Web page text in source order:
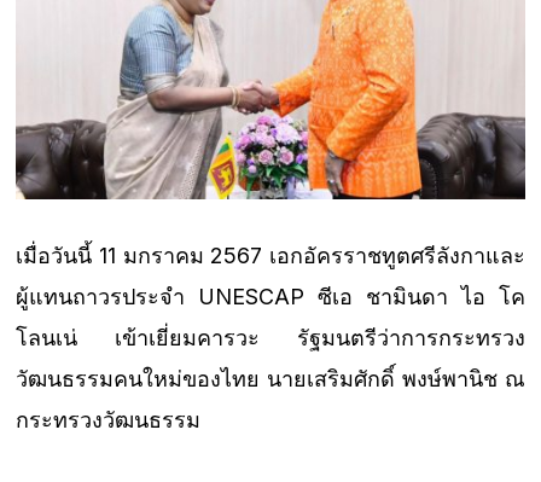
เมื่อวันนี้ 11 มกราคม 2567 เอกอัครราชทูตศรีลังกาและ
ผู้แทนถาวรประจำ UNESCAP ซีเอ ชามินดา ไอ โค
โลนเน่ เข้าเยี่ยมคารวะ รัฐมนตรีว่าการกระทรวง
วัฒนธรรมคนใหม่ของไทย นายเสริมศักดิ์ พงษ์พานิช ณ
กระทรวงวัฒนธรรม